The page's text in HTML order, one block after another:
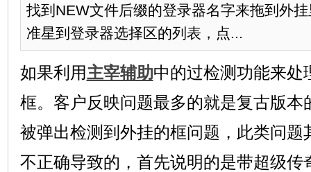
找到NEW文件后缀的登录器名字来拖到外
准星到登录器选择区的列表，点...
如果利用主宰辅助中的过检测功能来处
框。客户反映问题最多的就是复古版本
被弹出检测到外挂的框问题，此类问题
不正确导致的，首先说明的是带超级传